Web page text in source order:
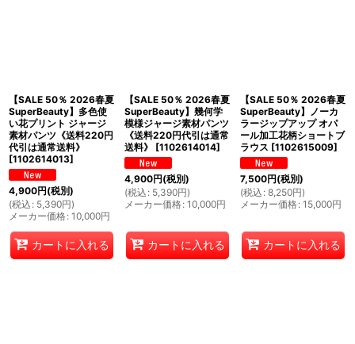
【SALE 50％ 2026春夏
SuperBeauty】多色使
い花プリント ジャージ
素材パンツ《送料220円
代引は通常送料》
[1102614013]
4,900円(税別)
(税込 : 5,390円)
メーカー価格: 10,000円
カートに入れる
【SALE 50％ 2026春夏
SuperBeauty】幾何学
模様ジャージ素材パンツ
《送料220円代引は通常
送料》
[1102614014]
4,900円(税別)
(税込 : 5,390円)
メーカー価格: 10,000円
カートに入れる
【SALE 50％ 2026春夏
SuperBeauty】ノーカ
ラージップアップ オパ
ール加工花柄ショートブ
ラウス [1102615009]
7,500円(税別)
(税込 : 8,250円)
メーカー価格: 15,000円
カートに入れる